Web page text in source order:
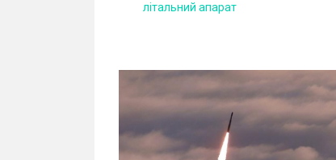
літальний апарат